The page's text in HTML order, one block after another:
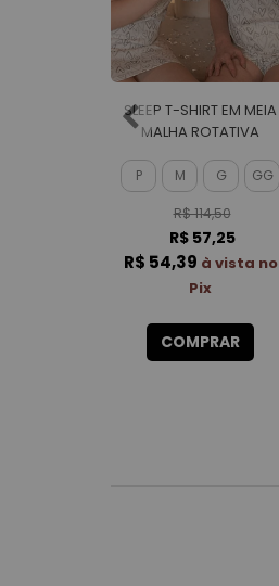
SLEEP T-SHIRT EM MEIA
MALHA ROTATIVA
P M G GG
R$ 114,50
R$ 57,25
R$ 54,39 à vista no
Pix
COMPRAR